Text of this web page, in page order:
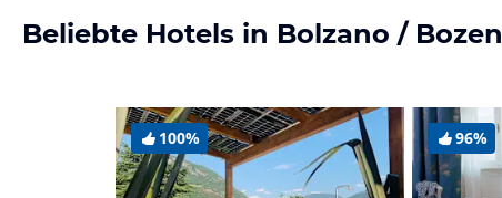
Beliebte Hotels in Bolzano / Bozen
100% 96%